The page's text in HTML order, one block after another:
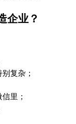
企业？
复杂；
里；